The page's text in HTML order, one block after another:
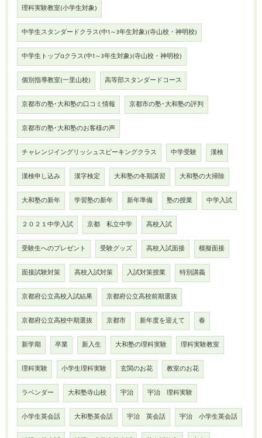
理科実験教室(小学生対象)
中学生スタンダードクラス(中1～3年生対象)(寺山校・神明校)
中学生トップαクラス(中1～3年生対象)(寺山校・神明校)
個別指導教室(一里山校) 高等部スタンダードコース
京都市の塾･大和塾の口コミ情報 京都市の塾･大和塾の評判
京都市の塾･大和塾のお客様の声
チャレンジイングリッシュスピーキングクラス 中学受験 漢検
漢検申し込み 漢字検定 大和塾の冬期講習 大和塾の大掃除
大和塾の新年 学習塾の新年 新年準備 塾の授業 中学入試
２０２１中学入試 京都 私立中学 高校入試
受験生へのプレゼント 受験グッズ 高校入試面接 模擬面接
面接試験対策 高校入試対策 入試対策授業 特別講義
京都府公立高校入試結果 京都府公立高校前期選抜
京都府公立高校中期選抜 京都市 新年度を迎えて 春
新学期 卒業 新入生 大和塾の理科実験 理科実験教室
理科実験 小学生理科実験 玄関のお花 教室のお花
ラベンダー 大和塾寺山校 宇治 宇治 理科実験
小学生英会話 大和塾英会話 宇治 英会話 宇治 小学生英会話